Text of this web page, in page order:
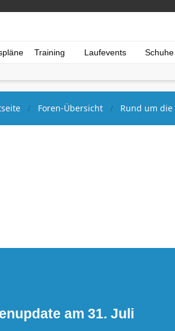
Training Laufevents
Foren-Übersicht Rund um
am 31. Juli